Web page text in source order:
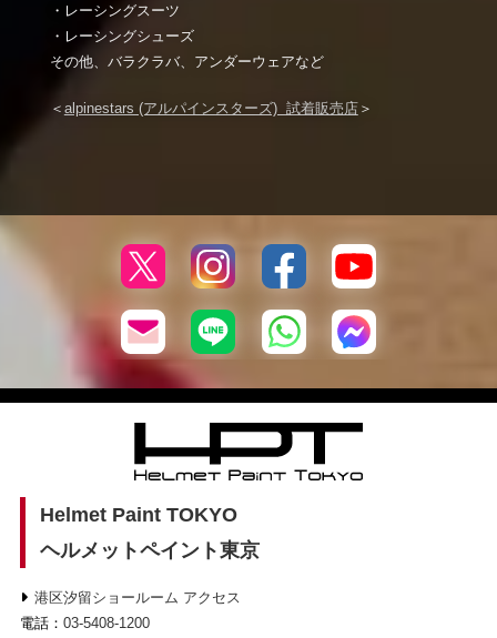
・レーシングスーツ
・レーシングシューズ
その他、バラクラバ、アンダーウェアなど
＜ alpinestars (アルパインスターズ) 試着販売店＞
Helmet Paint TOKYO
ヘルメットペイント東京
港区汐留ショールーム アクセス
電話： 03-5408-1200